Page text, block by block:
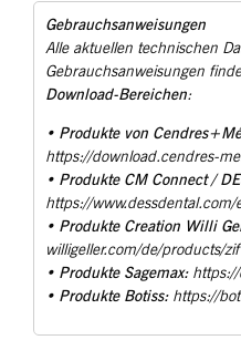
Gebrauchsanweisungen
Alle aktuellen technischen
Gebrauchsanweisungen
Download-Bereichen:
• Produkte von
https://download.cendres-
• Produkte CM Connect /
https://
• Produkte Creation Willi
willigeller.com/de/products/zif
• Produkte Sagemax:
• Produkte Botiss: https://